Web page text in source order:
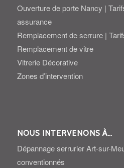
Ouverture de porte Nancy |
assurance
Remplacement de serrure |
Remplacement de vitre
Vitrerie Décorative
Zones d’intervention
NOUS INTERVENONS À…
Dépannage serrurier Art-sur-
conventionnés